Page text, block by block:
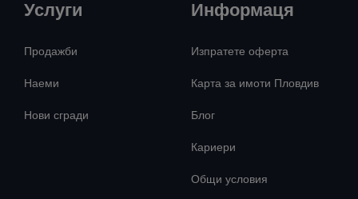
Услуги
Продажби
Наеми
Нови сгради
Информаця
Изпратете оферта
Карта за имоти Пловдив
Блог
Кариери
Общи условия